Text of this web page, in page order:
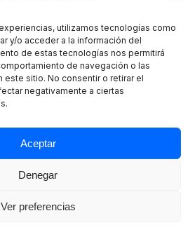
utilizamos tecnologías como
y/o acceder a la información del
de estas tecnologías nos permitirá
de navegación o las
sitio. No consentir o retirar el
negativamente a ciertas
Aceptar
Denegar
Ver preferencias
DE CALIDAD
DE DATOS
CANAL ÉTICO